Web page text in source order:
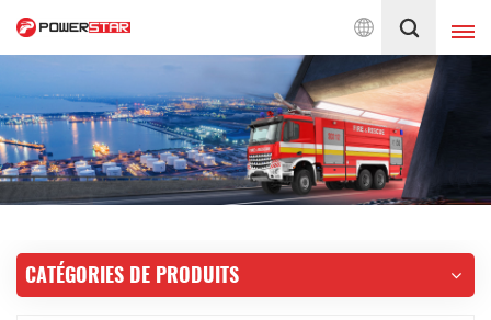
de pompiers depuis 1990 Français
English français
Deutsch русский
português
CATÉGORIES DE PRODUITS